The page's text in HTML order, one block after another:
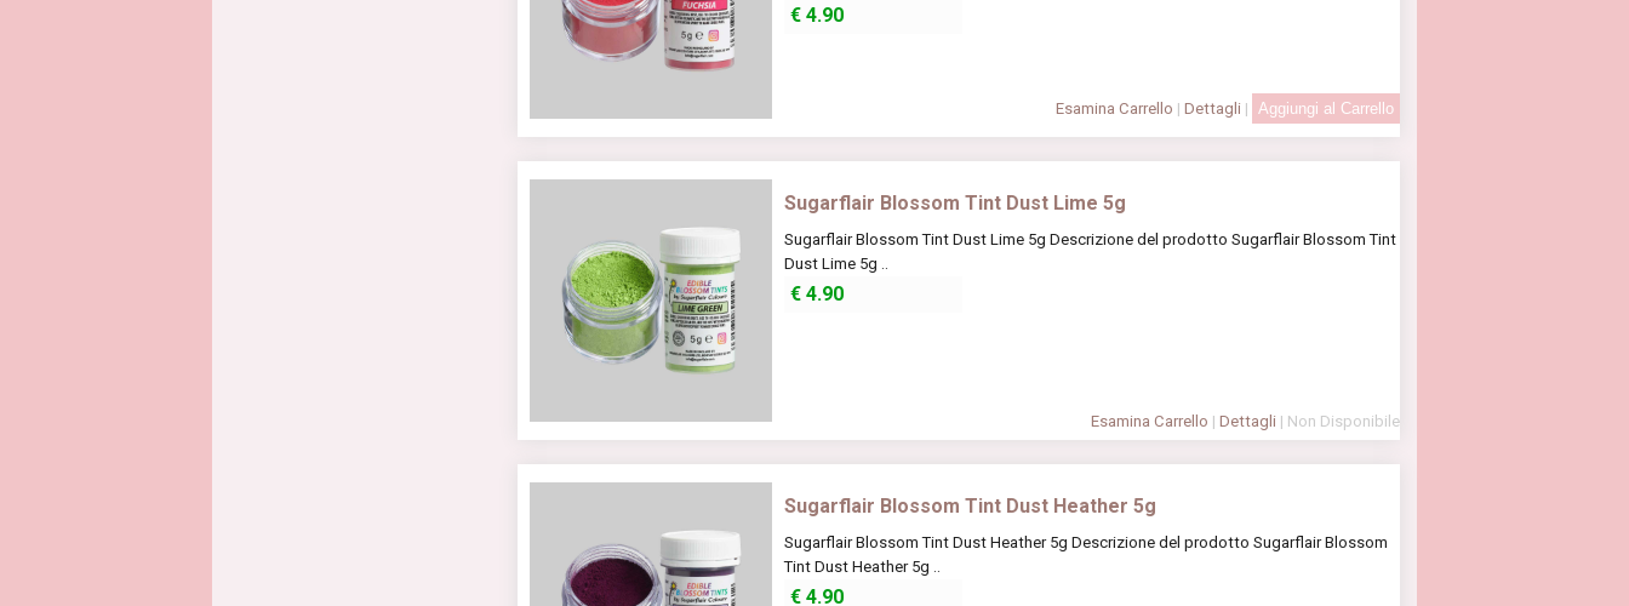
€4.90
Esamina Carrello | Dettagli |
Sugarflair Blossom Tint Dust Lime 5g
Sugarflair Blossom Tint Dust Lime 5g Descrizione del prodotto Sugarflair Blossom Tint
Dust Lime 5g ..
€4.90
Esamina Carrello | Dettagli | Non Disponibile
Sugarflair Blossom Tint Dust Heather 5g
Sugarflair Blossom Tint Dust Heather 5g Descrizione del prodotto Sugarflair Blossom
Tint Dust Heather 5g ..
€4.90